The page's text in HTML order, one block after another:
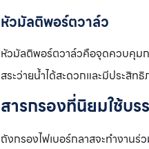
หัวมัลติพอร์ตวาล์ว
หัวมัลติพอร์ตวาล์วคือจุดควบคุมก
สระว่ายน้ำได้สะดวกและมีประสิท
สารกรองที่นิยมใช้บร
ถังกรองไฟเบอร์กลาสจะทำงาน